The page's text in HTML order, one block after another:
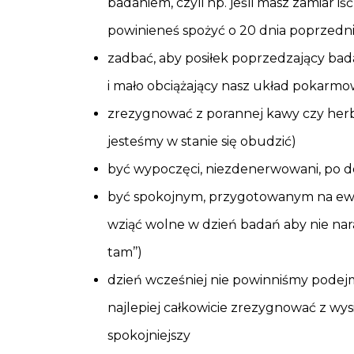
powinieneś spożyć o 20 dnia
zadbać, aby posiłek poprzedzający
i mało obciążający nasz układ
zrezygnować z porannej kawy czy
jesteśmy w stanie się obudzić)
być wypoczęci, niezdenerwowani, po
być spokojnym, przygotowanym na
wziąć wolne w dzień badań aby nie
tam’’)
dzień wcześniej nie powinniśmy
najlepiej całkowicie zrezygnować z
spokojniejszy